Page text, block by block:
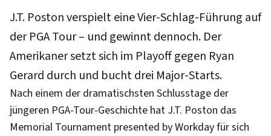
J.T. Poston verspielt eine Vier-Schlag-Führung auf
der PGA Tour – und gewinnt dennoch. Der
Amerikaner setzt sich im Playoff gegen Ryan
Gerard durch und bucht drei Major-Starts.
Nach einem der dramatischsten Schlusstage der
jüngeren PGA-Tour-Geschichte hat J.T. Poston das
Memorial Tournament presented by Workday für sich